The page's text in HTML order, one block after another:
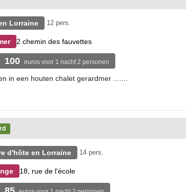
Lorraine 12 pers.
2 chemin des fauvettes
100 euros voor 1 nacht 2 personen
in een houten chalet gerardmer .......
d'hôte en Lorraine 14 pers.
18, rue de l'école